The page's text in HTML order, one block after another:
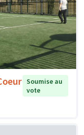
Soumise au
vote